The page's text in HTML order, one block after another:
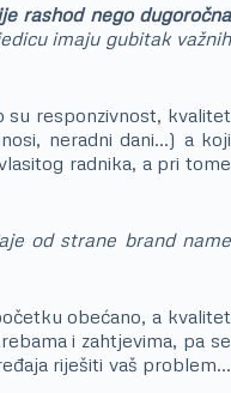
rashod nego dugoročna
imaju gubitak važnih
su responzivnost, kvalitet
neradni dani…) a koji
radnika, a pri tome
od strane brand name
obećano, a kvalitet
i zahtjevima, pa se
riješiti vaš problem…